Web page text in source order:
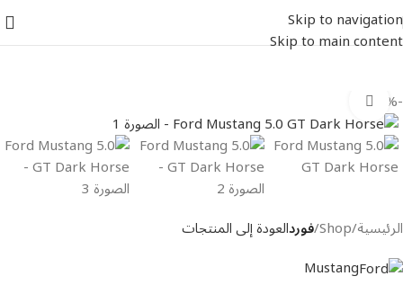
Skip to navigation
Skip to main content
-13%
الرئيسية Shopفوردالعودة إلى المنتجات
Mustang